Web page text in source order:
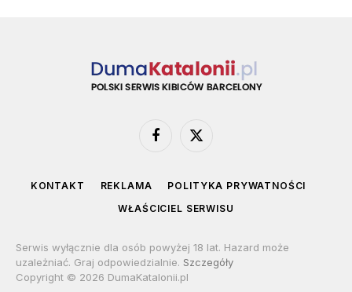
Facebook
X
KONTAKT REKLAMA
POLITYKA PRYWATNOŚCI
WŁAŚCICIEL SERWISU
Serwis wyłącznie dla osób powyżej 18 lat. Hazard może
uzależniać. Graj odpowiedzialnie. Szczegóły
Copyright © 2026 DumaKatalonii.pl